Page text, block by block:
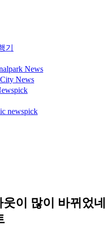
기
News
News
newspick
이 많이 바뀌었네